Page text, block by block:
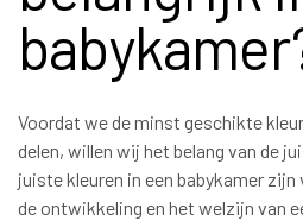
Voordat we de minst geschikte
delen, willen wij het belang van de
juiste kleuren in een babykamer
de ontwikkeling en het welzijn van